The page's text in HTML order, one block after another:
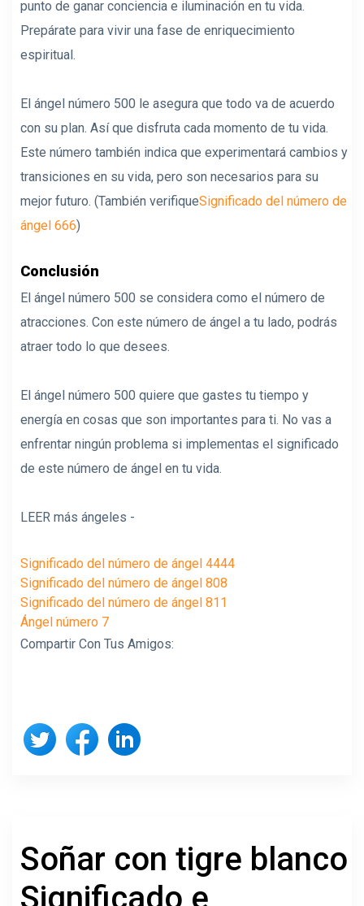
punto de ganar conciencia e iluminación en tu vida.
Prepárate para vivir una fase de enriquecimiento
espiritual.
El ángel número 500 le asegura que todo va de acuerdo
con su plan. Así que disfruta cada momento de tu vida.
Este número también indica que experimentará cambios y
transiciones en su vida, pero son necesarios para su
mejor futuro. (También verifiqueSignificado del número de
ángel 666)
Conclusión
El ángel número 500 se considera como el número de
atracciones. Con este número de ángel a tu lado, podrás
atraer todo lo que desees.
El ángel número 500 quiere que gastes tu tiempo y
energía en cosas que son importantes para ti. No vas a
enfrentar ningún problema si implementas el significado
de este número de ángel en tu vida.
LEER más ángeles -
Significado del número de ángel 4444
Significado del número de ángel 808
Significado del número de ángel 811
Ángel número 7
Compartir Con Tus Amigos:
Soñar con tigre blanco
Significado e